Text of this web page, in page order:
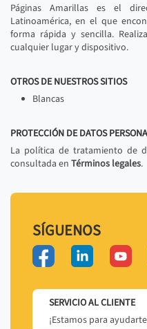
Páginas Amarillas es el
Latinoamérica, en el que
forma rápida y sencilla.
cualquier lugar y dispositivo.
OTROS DE NUESTROS SITIOS
Blancas
PROTECCIÓN DE DATOS
La política de tratamiento de
consultada en Términos legales.
SÍGUENOS
SERVICIO AL CLIENTE
¡Estamos para